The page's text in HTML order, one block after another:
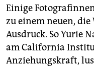
Einige
zu einem neuen,
Ausdruck. So Yurie
am California
Anziehungskraft,